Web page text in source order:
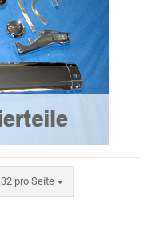
32 pro Seite
pro Seite